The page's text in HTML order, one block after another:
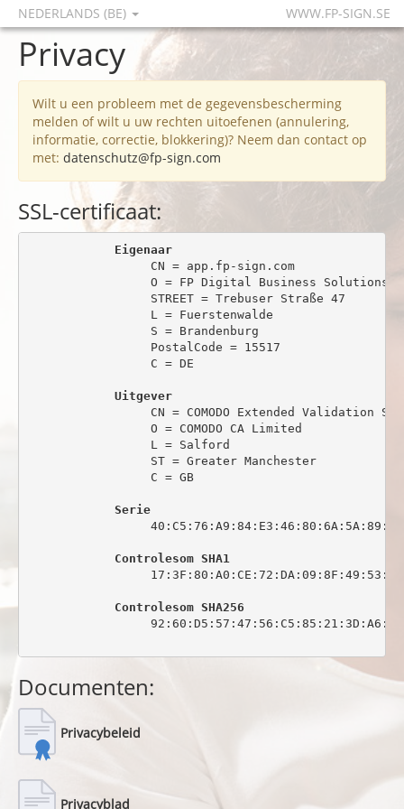
NEDERLANDS (BE) WWW.FP-SIGN.SE
Privacy
Wilt u een probleem met de gegevensbescherming
melden of wilt u uw rechten uitoefenen (annulering,
informatie, correctie, blokkering)? Neem dan contact op
met: datenschutz@fp-sign.com
SSL-certificaat:
Eigenaar
                 CN = app.fp-sign.com
O = FP Digital Business Solutions
                 STREET = Trebuser Straße 47
                 L = Fuerstenwalde
                 S = Brandenburg
                 PostalCode = 15517
                 C = DE
Uitgever
CN = COMODO Extended Validation
                 O = COMODO CA Limited
                 L = Salford
                 ST = Greater Manchester
                 C = GB
Serie
Controlesom SHA1
Controlesom SHA256
Documenten:
Privacybeleid
Privacyblad